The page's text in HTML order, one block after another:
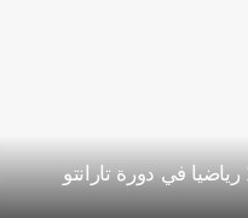
المغرب يشارك بـ120 رياضيا في دورة تارانتو